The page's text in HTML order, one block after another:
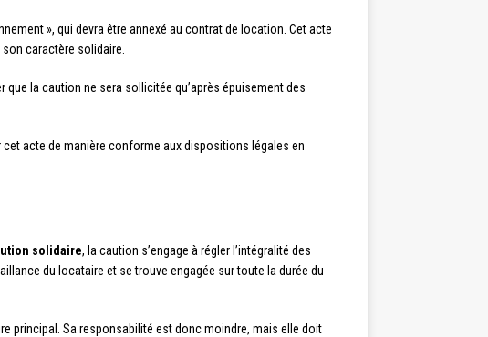
», qui devra être annexé au contrat de location. Cet acte
caractère solidaire.
que la caution ne sera sollicitée qu’après épuisement des
acte de manière conforme aux dispositions légales en
solidaire, la caution s’engage à régler l’intégralité des
du locataire et se trouve engagée sur toute la durée du
principal. Sa responsabilité est donc moindre, mais elle doit